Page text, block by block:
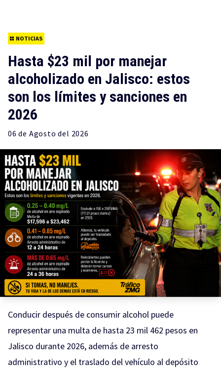
NOTICIAS
Hasta $23 mil por manejar
alcoholizado en Jalisco: estos
son los límites y sanciones en
2026
06 de Agosto del 2026
Conducir después de consumir alcohol puede
representar una multa de hasta 23 mil 462 pesos en
Jalisco durante 2026, además de arresto
administrativo y el traslado del vehículo al depósito